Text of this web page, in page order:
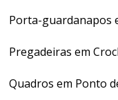
Porta-guardanapos
Pregadeiras em
Quadros em Ponto